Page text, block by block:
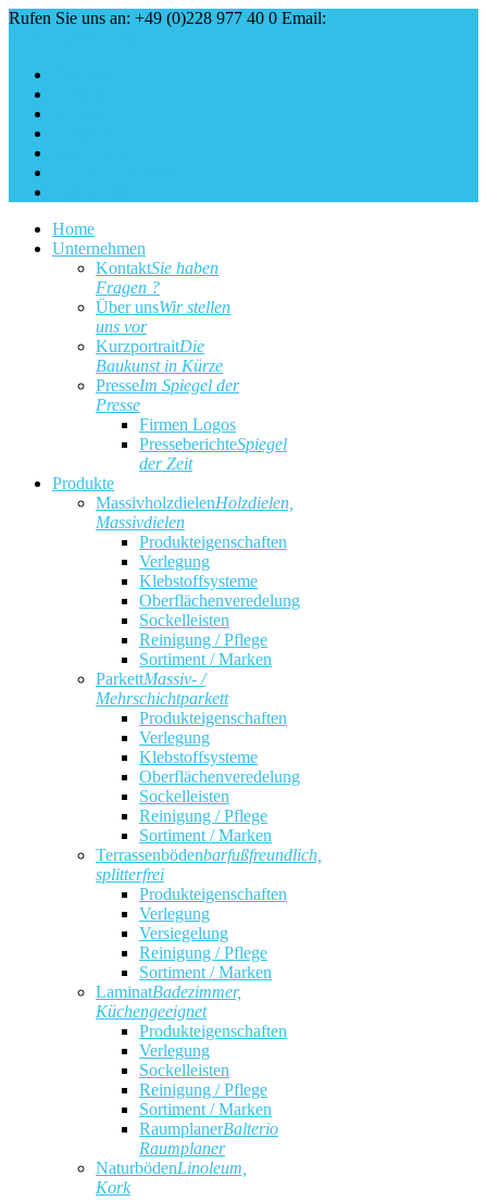
Rufen Sie uns an: +49 (0)228 977 40 0 Email:
Home
Unternehmen
KontaktSie haben
Fragen ?
Über unsWir stellen
uns vor
KurzportraitDie
Baukunst in Kürze
PresseIm Spiegel der
Presse
Firmen Logos
PresseberichteSpiegel
der Zeit
Produkte
MassivholzdielenHolzdielen,
Massivdielen
Produkteigenschaften
Verlegung
Klebstoffsysteme
Oberflächenveredelung
Sockelleisten
Reinigung / Pflege
Sortiment / Marken
ParkettMassiv- /
Mehrschichtparkett
Produkteigenschaften
Verlegung
Klebstoffsysteme
Oberflächenveredelung
Sockelleisten
Reinigung / Pflege
Sortiment / Marken
Terrassenbödenbarfußfreundlich,
splitterfrei
Produkteigenschaften
Verlegung
Versiegelung
Reinigung / Pflege
Sortiment / Marken
LaminatBadezimmer,
Küchengeeignet
Produkteigenschaften
Verlegung
Sockelleisten
Reinigung / Pflege
Sortiment / Marken
RaumplanerBalterio
Raumplaner
NaturbödenLinoleum,
Kork